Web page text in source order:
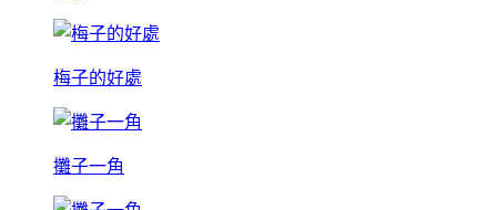
梅子的好處
攤子一角